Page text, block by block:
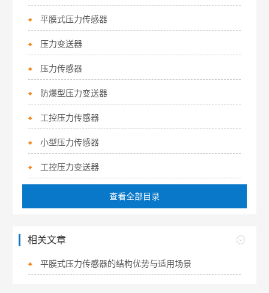
平膜式压力传感器
压力变送器
压力传感器
防爆型压力变送器
工控压力传感器
小型压力传感器
工控压力变送器
查看全部目录
相关文章
平膜式压力传感器的结构优势与适用场景